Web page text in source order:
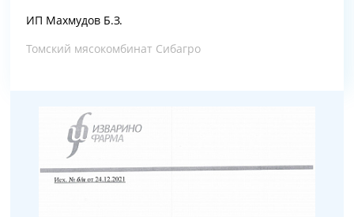
ИП Махмудов Б.З.
Томский мясокомбинат Сибагро